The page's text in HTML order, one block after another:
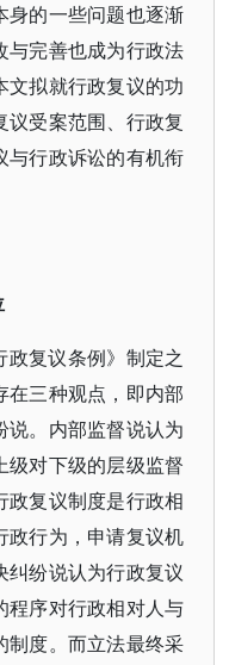
身的一些问题也逐渐
与完善也成为行政法
拟就行政复议的功
受案范围、行政复
与行政诉讼的有机衔
复议条例》制定之
三种观点，即内部
说。内部监督说认为
对下级的层级监督
复议制度是行政相
政行为，申请复议机
纠纷说认为行政复议
程序对行政相对人与
制度。而立法最终采